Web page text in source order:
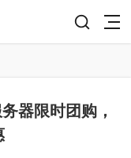
器限时团购，